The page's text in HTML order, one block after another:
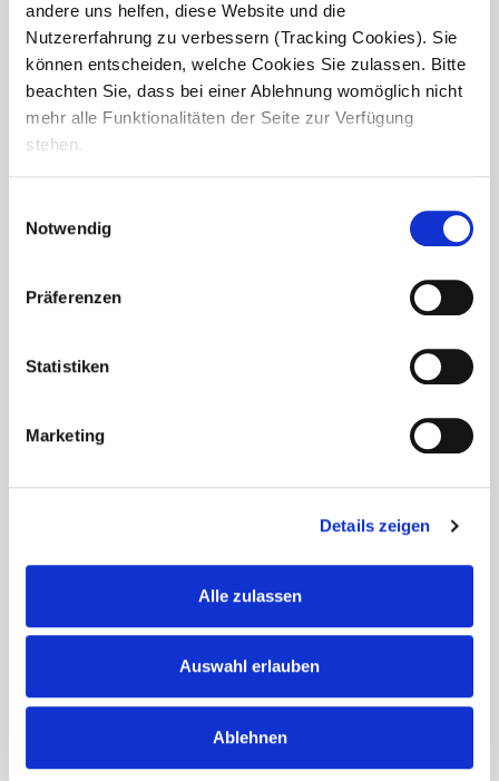
andere uns helfen, diese Website und die
Nutzererfahrung zu verbessern (Tracking Cookies). Sie
können entscheiden, welche Cookies Sie zulassen. Bitte
beachten Sie, dass bei einer Ablehnung womöglich nicht
mehr alle Funktionalitäten der Seite zur Verfügung
stehen.
Notwendig
Präferenzen
Statistiken
Marketing
Details zeigen
Alle zulassen
Auswahl erlauben
Ablehnen
Am Heiligen Abend erhielt das Seniorendomizil Am
Grubenfeld besonderen Besuch: Das Christkind schaute bei
unseren Bewohnerinnen und Bewohnern vorbei.
Im Anschluss an den von Pfarrerin...
Adventsfeier im Seniorendomizil Am
Am 10. und 11. Dezember wurde es im Seniorendomizil Am
Grubenfeld besonders festlich. In wohnbereichsinternen
Adventsfeiern hießen Einrichtungsleiterin Yvonne Päsel und
Sozialdienstleitung Grit Eichholz unsere Bewohnerinnen